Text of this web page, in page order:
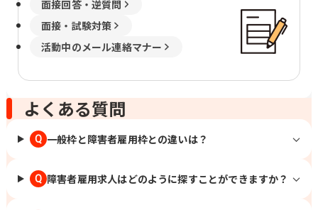
面接回答・逆質問
面接・試験対策
活動中のメール連絡マナー
よくある質問
Q 一般枠と障害者雇用枠との違いは？
Q 障害者雇用求人はどのように探すことができますか？